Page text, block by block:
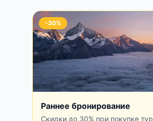
-30%
Раннее бронирование
Скидки до 30% при покупке